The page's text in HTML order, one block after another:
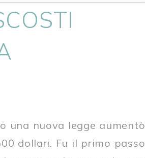
una nuova legge aumentò
dollari. Fu il primo passo